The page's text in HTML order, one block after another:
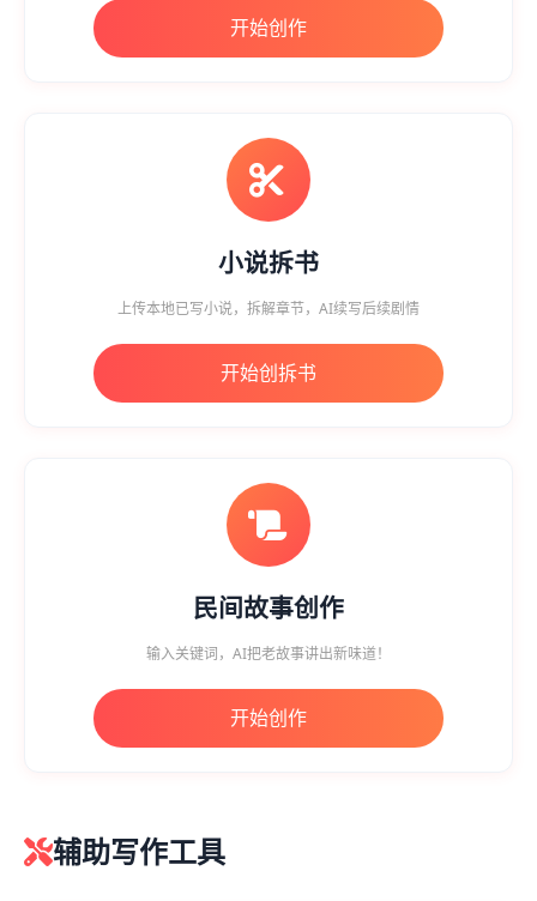
开始创作
小说拆书
上传本地已写小说，拆解章节，AI续写后续剧情
开始创拆书
民间故事创作
输入关键词，AI把老故事讲出新味道！
开始创作
辅助写作工具